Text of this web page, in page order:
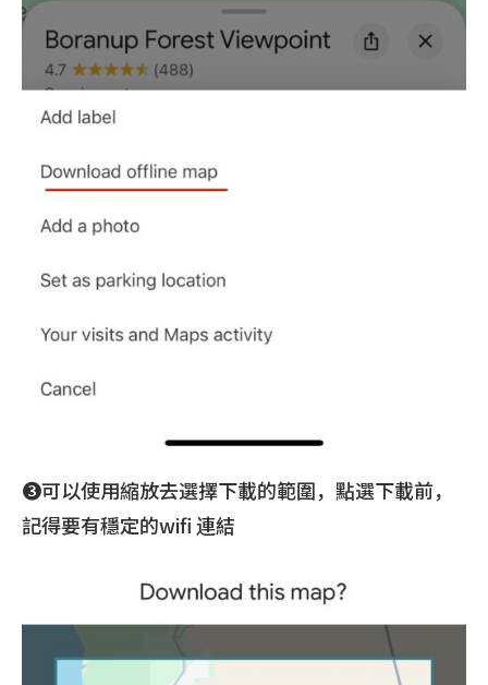
❸可以使用縮放去選擇下載的範圍，點選下載前，
記得要有穩定的wifi 連結